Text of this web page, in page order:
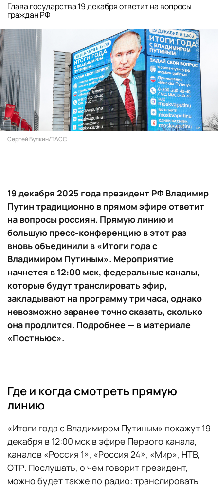
Глава государства 19 декабря ответит на вопросы
граждан РФ
Сергей Булкин/ТАСС
19 декабря 2025 года президент РФ Владимир
Путин традиционно в прямом эфире ответит
на вопросы россиян. Прямую линию и
большую пресс-конференцию в этот раз
вновь объединили в «Итоги года с
Владимиром Путиным». Мероприятие
начнется в 12:00 мск, федеральные каналы,
которые будут транслировать эфир,
закладывают на программу три часа, однако
невозможно заранее точно сказать, сколько
она продлится. Подробнее — в материале
«Постньюс».
Где и когда смотреть прямую
линию
«Итоги года с Владимиром Путиным» покажут 19
декабря в 12:00 мск в эфире Первого канала,
каналов «Россия 1», «Россия 24», «Мир», НТВ,
ОТР. Послушать, о чем говорит президент,
можно будет также по радио: транслировать